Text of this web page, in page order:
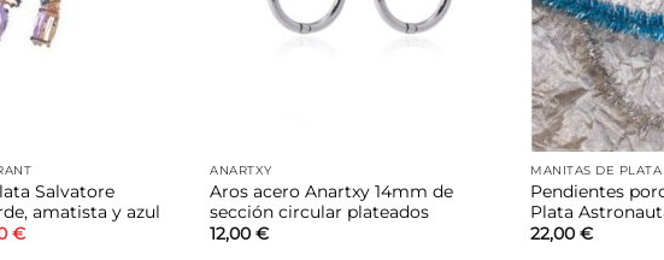
Salvatore
amatista y azul
€El
ANARTXY
Aros acero Anartxy 14mm de
sección circular plateados
12,00€
MANITAS DE PLATA
Pendientes
Plata
22,00€